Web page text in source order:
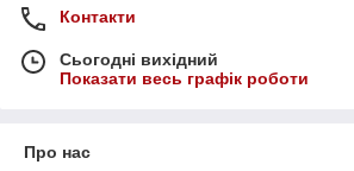
обговорити умови доставки
набравши будь-який із вказаних у
телефонів. Наші фахівці із задоволенням
всі Ваші запитання.
Контакти
Сьогодні вихідний
Показати весь графік роботи
Про нас